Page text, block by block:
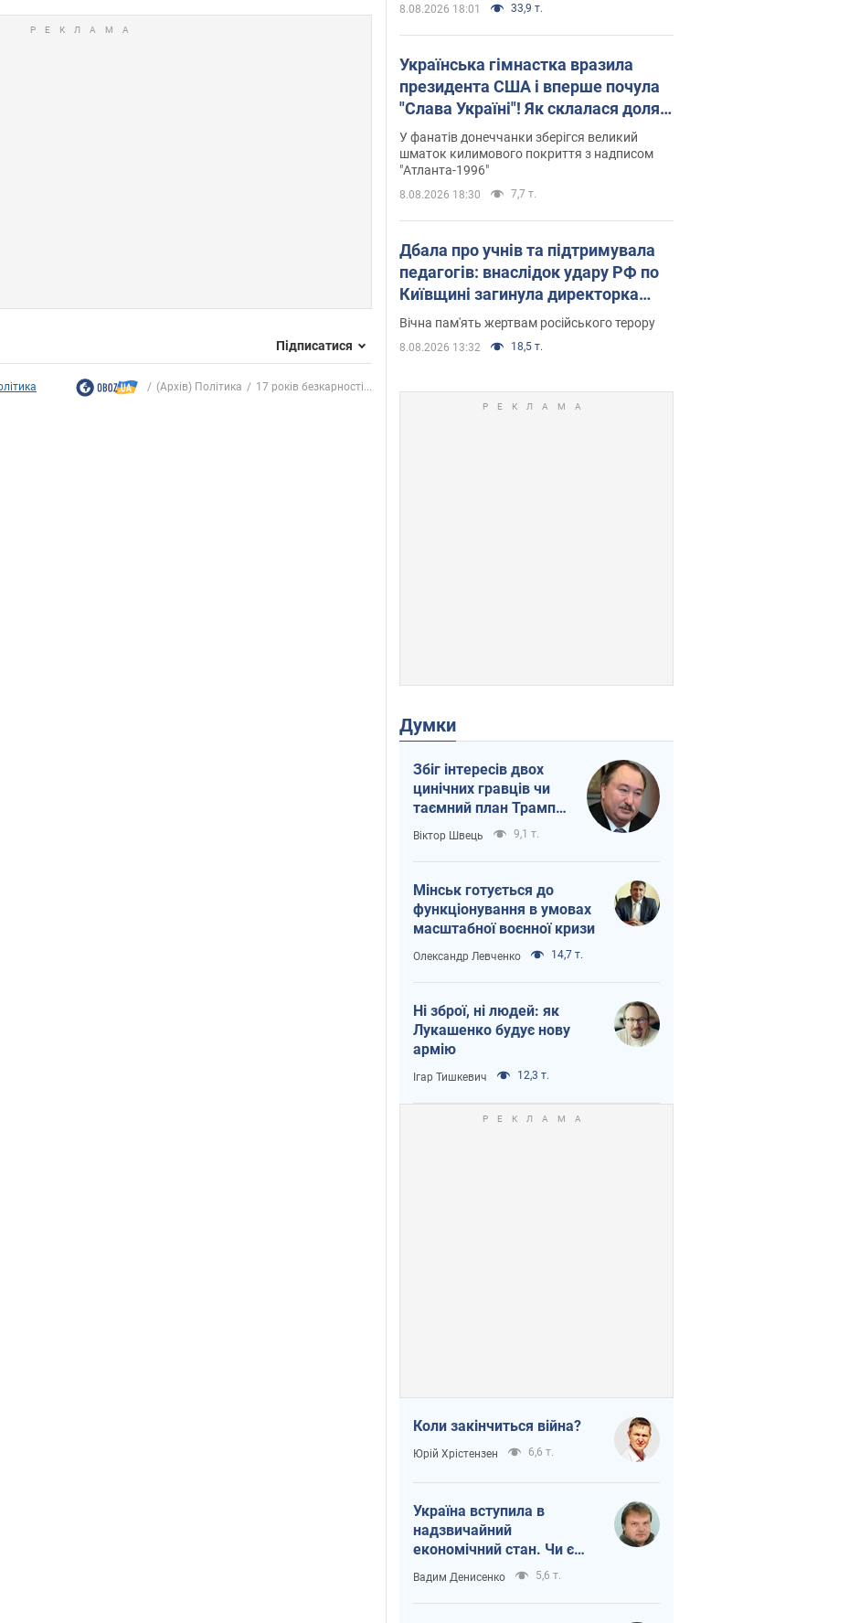
Підписатися
(Архів) Політика 17 років безкарності...
8.08.2026 18:01 33,9 т.
Українська гімнастка вразила
президента США і вперше почула
"Слава Україні"! Як склалася доля
Подкопаєвої, яка 30 років тому
виграла "золото" Олімпіади
У фанатів донеччанки зберігся великий
шматок килимового покриття з надписом
"Атланта-1996"
8.08.2026 18:30 7,7 т.
Дбала про учнів та підтримувала
педагогів: внаслідок удару РФ по
Київщині загинула директорка
київського ліцею, її чоловік та онук
Вічна пам'ять жертвам російського терору
8.08.2026 13:32 18,5 т.
Думки
Збіг інтересів двох
цинічних гравців чи
таємний план Трампа
і Путіна?
Віктор Швець 9,1 т.
Мінськ готується до
функціонування в умовах
масштабної воєнної кризи
Олександр Левченко 14,7 т.
Ні зброї, ні людей: як
Лукашенко будує нову
армію
Ігар Тишкевич 12,3 т.
Коли закінчиться війна?
Юрій Хрістензен 6,6 т.
Україна вступила в
надзвичайний
економічний стан. Чи є
світло вкінці тунелю?
Вадим Денисенко 5,6 т.